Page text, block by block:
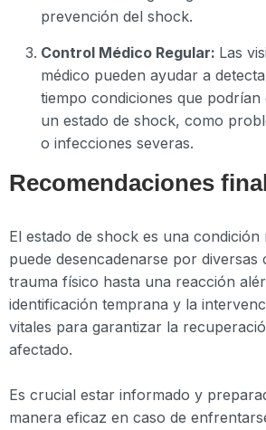
prevención del shock.
Control Médico Regular: Las
médico pueden ayudar a
tiempo condiciones que podrían
un estado de shock, como
o infecciones severas.
Recomendaciones
El estado de shock es una condición
puede desencadenarse por diversas
trauma físico hasta una reacción
identificación temprana y la
vitales para garantizar la
afectado.
Es crucial estar informado y
manera eficaz en caso de